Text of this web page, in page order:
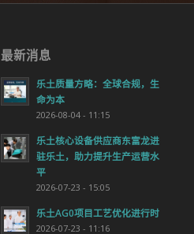
最新消息
乐土质量方略：全球合规，生
命为本
2026-08-04 - 11:15
乐土核心设备供应商东富龙进
驻乐土，助力提升生产运营水
平
2026-07-23 - 15:05
乐土AG0项目工艺优化进行时
2026-07-23 - 11:16